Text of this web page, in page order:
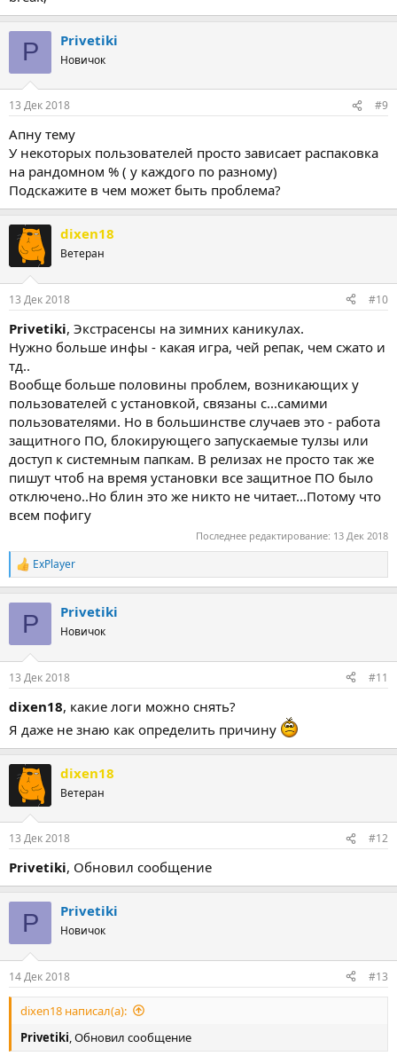
P Privetiki
Новичок
13 Дек 2018 #9
Апну тему
У некоторых пользователей просто зависает распаковка
на рандомном % ( у каждого по разному)
Подскажите в чем может быть проблема?
dixen18
Ветеран
13 Дек 2018 #10
Privetiki, Экстрасенсы на зимних каникулах.
Нужно больше инфы - какая игра, чей репак, чем сжато и
тд..
Вообще больше половины проблем, возникающих у
пользователей с установкой, связаны с...самими
пользователями. Но в большинстве случаев это - работа
защитного ПО, блокирующего запускаемые тулзы или
доступ к системным папкам. В релизах не просто так же
пишут чтоб на время установки все защитное ПО было
отключено..Но блин это же никто не читает...Потому что
всем пофигу
Последнее редактирование: 13 Дек 2018
Р
е
ExPlayer
P Privetiki
Новичок
13 Дек 2018 #11
dixen18, какие логи можно снять?
Я даже не знаю как определить причину
dixen18
Ветеран
13 Дек 2018 #12
Privetiki, Обновил сообщение
P Privetiki
Новичок
14 Дек 2018 #13
dixen18 написал(а):
Privetiki , Обновил сообщение